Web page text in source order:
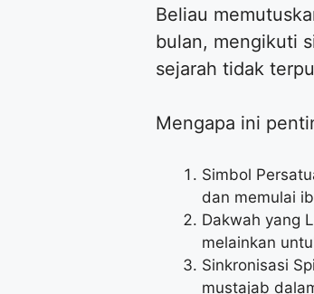
Beliau
bulan, mengikuti
sejarah tidak
Mengapa ini
Simbol
dan memulai
Dakwah yang
melainkan
Sinkronisasi
mustajab